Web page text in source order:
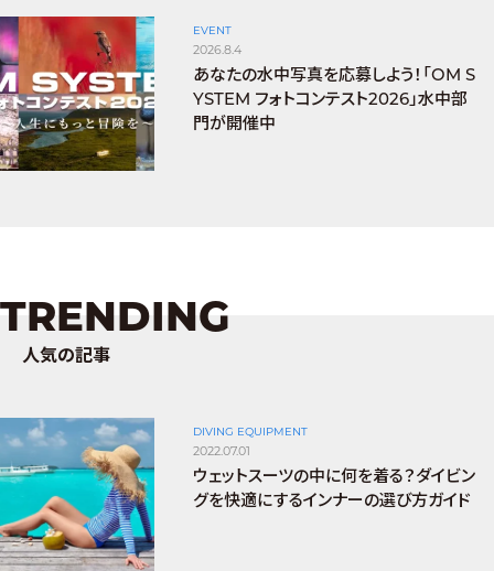
EVENT
2026.8.4
あなたの水中写真を応募しよう！「OM S
YSTEM フォトコンテスト2026」水中部
門が開催中
TRENDING
人気の記事
DIVING EQUIPMENT
2022.07.01
ウェットスーツの中に何を着る？ダイビン
グを快適にするインナーの選び方ガイド